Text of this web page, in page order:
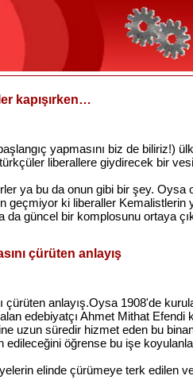
kapışırken…
yapmasını biz de biliriz!)
liberallere giydirecek bir
ya bu da onun gibi bir şey. Oysa
geçmiyor ki liberaller Kemalistlerin
da güncel bir komplosunu ortaya
çürüten anlayış
çürüten anlayış.Oysa 1908'de
edebiyatçı Ahmet Mithat Efendi
uzun süredir hizmet eden bu
edileceğini öğrense bu işe
elinde çürümeye terk edilen